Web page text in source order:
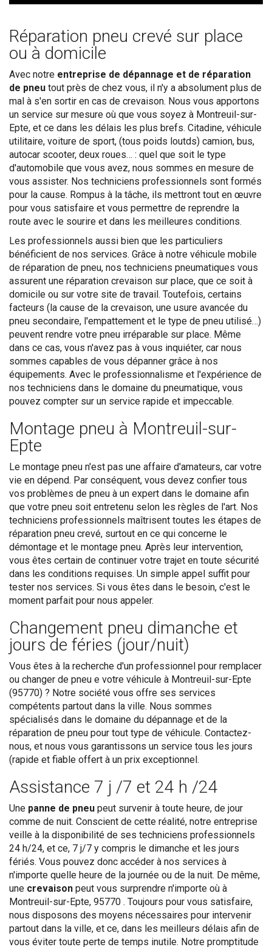
Réparation pneu crevé sur place
ou à domicile
Avec notre entreprise de dépannage et de réparation
de pneu tout près de chez vous, il n'y a absolument plus de
mal à s'en sortir en cas de crevaison. Nous vous apportons
un service sur mesure où que vous soyez à Montreuil-sur-
Epte, et ce dans les délais les plus brefs. Citadine, véhicule
utilitaire, voiture de sport, (tous poids loutds) camion, bus,
autocar scooter, deux roues… : quel que soit le type
d'automobile que vous avez, nous sommes en mesure de
vous assister. Nos techniciens professionnels sont formés
pour la cause. Rompus à la tâche, ils mettront tout en œuvre
pour vous satisfaire et vous permettre de reprendre la
route avec le sourire et dans les meilleures conditions.
Les professionnels aussi bien que les particuliers
bénéficient de nos services. Grâce à notre véhicule mobile
de réparation de pneu, nos techniciens pneumatiques vous
assurent une réparation crevaison sur place, que ce soit à
domicile ou sur votre site de travail. Toutefois, certains
facteurs (la cause de la crevaison, une usure avancée du
pneu secondaire, l'empattement et le type de pneu utilisé…)
peuvent rendre votre pneu irréparable sur place. Même
dans ce cas, vous n'avez pas à vous inquiéter, car nous
sommes capables de vous dépanner grâce à nos
équipements. Avec le professionnalisme et l'expérience de
nos techniciens dans le domaine du pneumatique, vous
pouvez compter sur un service rapide et impeccable.
Montage pneu à Montreuil-sur-
Epte
Le montage pneu n'est pas une affaire d'amateurs, car votre
vie en dépend. Par conséquent, vous devez confier tous
vos problèmes de pneu à un expert dans le domaine afin
que votre pneu soit entretenu selon les règles de l'art. Nos
techniciens professionnels maîtrisent toutes les étapes de
réparation pneu crevé, surtout en ce qui concerne le
démontage et le montage pneu. Après leur intervention,
vous êtes certain de continuer votre trajet en toute sécurité
dans les conditions requises. Un simple appel suffit pour
tester nos services. Si vous êtes dans le besoin, c'est le
moment parfait pour nous appeler.
Changement pneu dimanche et
jours de féries (jour/nuit)
Vous êtes à la recherche d'un professionnel pour remplacer
ou changer de pneu e votre véhicule à Montreuil-sur-Epte
(95770) ? Notre société vous offre ses services
compétents partout dans la ville. Nous sommes
spécialisés dans le domaine du dépannage et de la
réparation de pneu pour tout type de véhicule. Contactez-
nous, et nous vous garantissons un service tous les jours
(rapide et fiable offert à un prix exceptionnel.
Assistance 7 j /7 et 24 h /24
Une panne de pneu peut survenir à toute heure, de jour
comme de nuit. Conscient de cette réalité, notre entreprise
veille à la disponibilité de ses techniciens professionnels
24 h/24, et ce, 7 j/7 y compris le dimanche et les jours
fériés. Vous pouvez donc accéder à nos services à
n'importe quelle heure de la journée ou de la nuit. De même,
une crevaison peut vous surprendre n'importe où à
Montreuil-sur-Epte, 95770 . Toujours pour vous satisfaire,
nous disposons des moyens nécessaires pour intervenir
partout dans la ville, et ce, dans les meilleurs délais afin de
vous éviter toute perte de temps inutile. Notre promptitude